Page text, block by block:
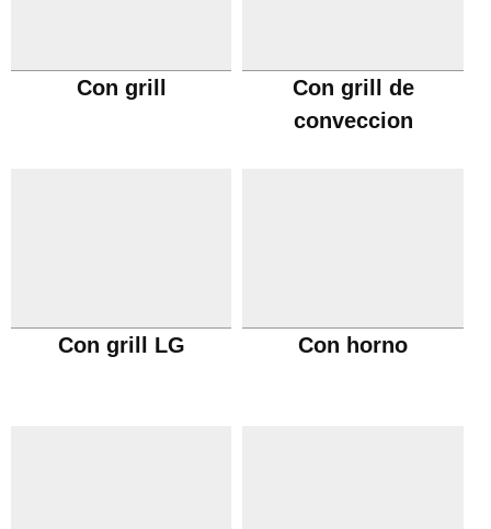
Con grill
Con grill de
conveccion
Con grill LG Con horno